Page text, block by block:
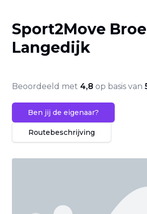
Sport2Move
Langedijk
Beoordeeld met 4,8 op basis van
Ben jij de eigenaar?
Routebeschrijving